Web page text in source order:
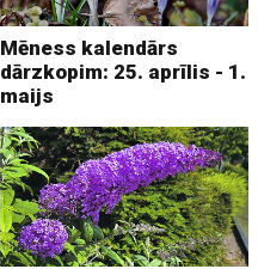
Mēness kalendārs
dārzkopim: 25. aprīlis - 1.
maijs